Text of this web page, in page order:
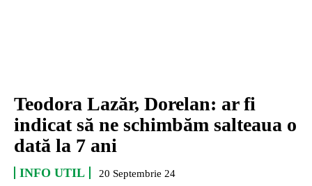
Teodora Lazăr, Dorelan: ar fi
indicat să ne schimbăm salteaua o
dată la 7 ani
INFO UTIL 20 Septembrie 24